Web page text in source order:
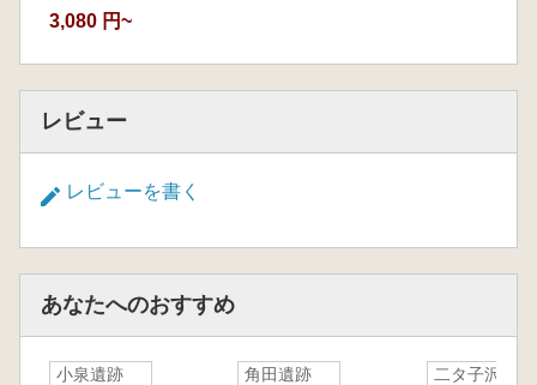
3,080 円~
レビュー
レビューを書く
あなたへのおすすめ
小泉遺跡 角田遺跡
二タ子沢A